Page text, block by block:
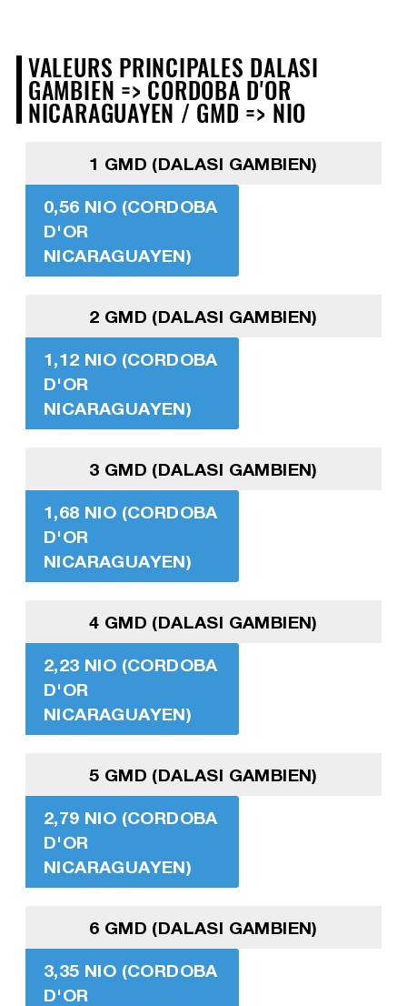
VALEURS PRINCIPALES DALASI
GAMBIEN => CORDOBA D'OR
NICARAGUAYEN / GMD => NIO
1 GMD (DALASI GAMBIEN)
0,56 NIO (CORDOBA
D'OR
NICARAGUAYEN)
2 GMD (DALASI GAMBIEN)
1,12 NIO (CORDOBA
D'OR
NICARAGUAYEN)
3 GMD (DALASI GAMBIEN)
1,68 NIO (CORDOBA
D'OR
NICARAGUAYEN)
4 GMD (DALASI GAMBIEN)
2,23 NIO (CORDOBA
D'OR
NICARAGUAYEN)
5 GMD (DALASI GAMBIEN)
2,79 NIO (CORDOBA
D'OR
NICARAGUAYEN)
6 GMD (DALASI GAMBIEN)
3,35 NIO (CORDOBA
D'OR